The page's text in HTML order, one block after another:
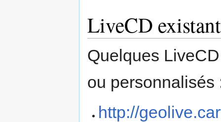
LiveCD existant
Quelques
ou personnalisés
http://